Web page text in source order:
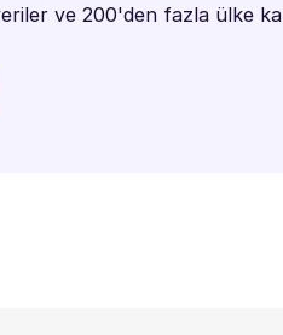
ve 200'den fazla ülke